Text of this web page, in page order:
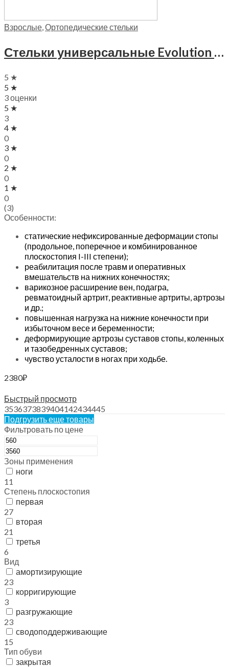
Взрослые,Ортопедические стельки
Стельки универсальные Evolution Trives, СТ-923
5 ★
5 ★
3 оценки
5 ★
3
4 ★
0
3 ★
0
2 ★
0
1 ★
0
(3)
Особенности:
статические нефиксированные деформации стопы
(продольное, поперечное и комбинированное
плоскостопия I-III степени);
реабилитация после травм и оперативных
вмешательств на нижних конечностях;
варикозное расширение вен, подагра,
ревматоидный артрит, реактивные артриты, артрозы
и др.;
повышенная нагрузка на нижние конечности при
избыточном весе и беременности;
деформирующие артрозы суставов стопы, коленных
и тазобедренных суставов;
чувство усталости в ногах при ходьбе.
2380₽
Быстрый просмотр
3536373839404142434445
Подгрузить еще товары
Фильтровать по цене
Зоны применения
ноги
11
Степень плоскостопия
первая
27
вторая
21
третья
6
Вид
амортизирующие
23
корригирующие
3
разгружающие
23
сводоподдерживающие
15
Тип обуви
закрытая